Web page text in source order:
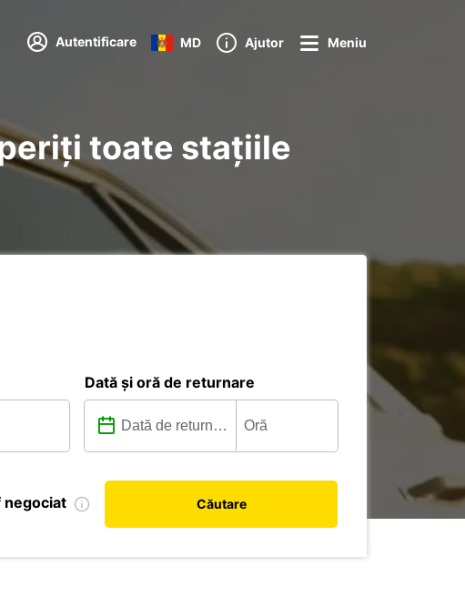
Autentificare MD Ajutor Meniu
toate stațiile
Dată și oră de returnare
negociat Căutare